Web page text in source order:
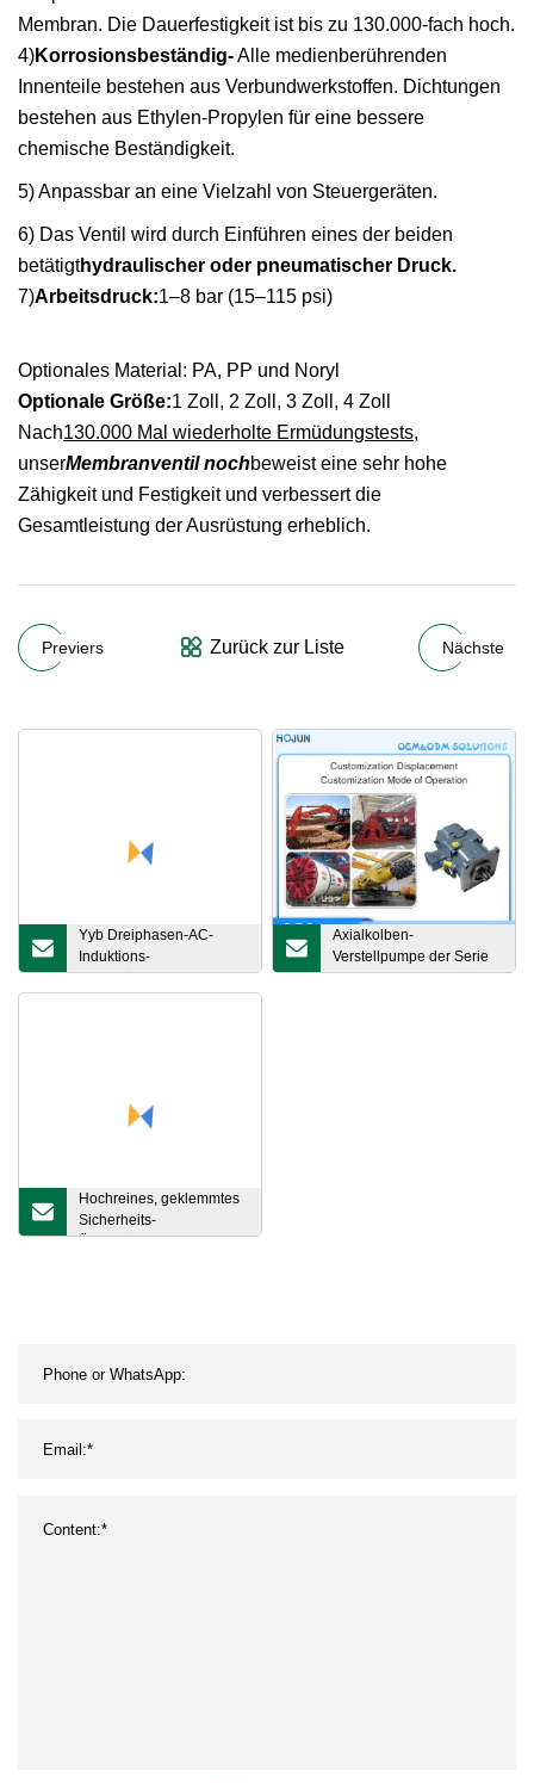
Membran. Die Dauerfestigkeit ist bis zu 130.000-fach hoch.
4)Korrosionsbeständig-Alle medienberührenden
Innenteile bestehen aus Verbundwerkstoffen. Dichtungen
bestehen aus Ethylen-Propylen für eine bessere
chemische Beständigkeit.
5) Anpassbar an eine Vielzahl von Steuergeräten.
6) Das Ventil wird durch Einführen eines der beiden
betätigthydraulischer oder pneumatischer Druck.
7)Arbeitsdruck:1–8 bar (15–115 psi)
Optionales Material: PA, PP und Noryl
Optionale Größe:1 Zoll, 2 Zoll, 3 Zoll, 4 Zoll
Nach130.000 Mal wiederholte Ermüdungstests,
unserMembranventil nochbeweist eine sehr hohe
Zähigkeit und Festigkeit und verbessert die
Gesamtleistung der Ausrüstung erheblich.
Previers Zurück zur Liste Nächste
Yyb Dreiphasen-AC-
Induktions-
Elektroölpumpenmotor
Axialkolben-
Verstellpumpe der Serie
A11vo von Rexroth für
Hochreines, geklemmtes
Sicherheits-
Überströmventil aus